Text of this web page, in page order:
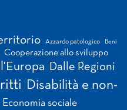
Azzardo patologico Beni
Cooperazione allo sviluppo
Dalle Regioni
Disabilità e non-
Economia sociale